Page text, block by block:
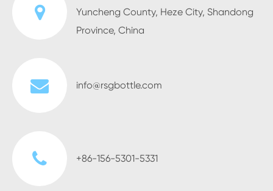
Yuncheng County, Heze City, Shandong
Province, China
info@rsgbottle.com
+86-156-5301-5331